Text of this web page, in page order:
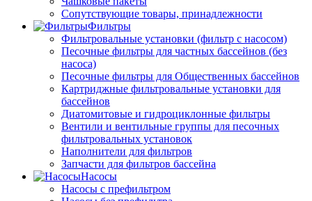
Сопутствующие товары, принадлежности
Фильтры
Фильтровальные установки (фильтр с насосом)
Песочные фильтры для частных бассейнов (без
насоса)
Песочные фильтры для Общественных бассейнов
Картриджные фильтровальные установки для
бассейнов
Диатомитовые и гидроциклонные фильтры
Вентили и вентильные группы для песочных
фильтровальных установок
Наполнители для фильтров
Запчасти для фильтров бассейна
Насосы
Насосы с префильтром